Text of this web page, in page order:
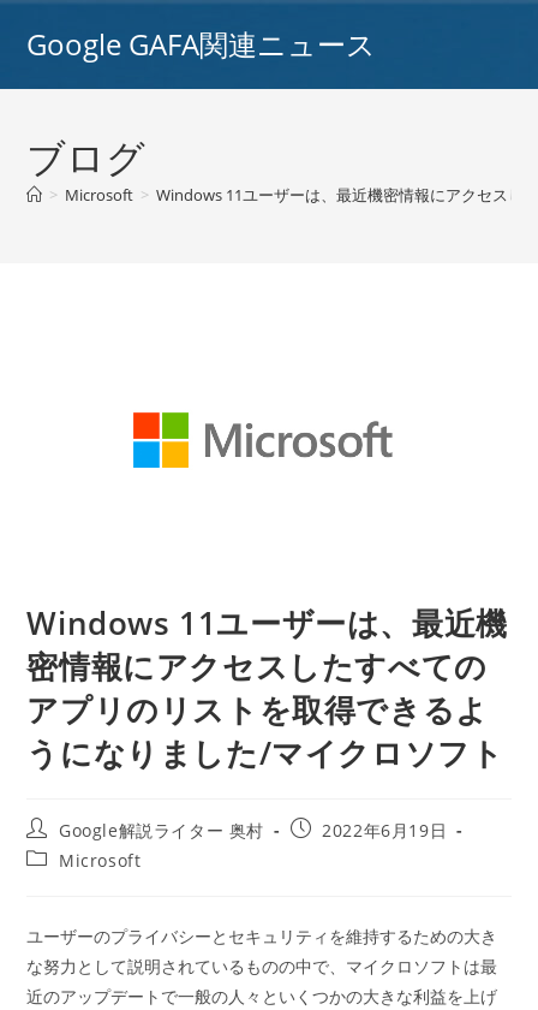
Google GAFA関連ニュース
ブログ
> Microsoft > Windows 11ユーザーは、最近機密情報にアクセスし
Windows 11ユーザーは、最近機
密情報にアクセスしたすべての
アプリのリストを取得できるよ
うになりました/マイクロソフト
投
稿
者:
Google解説ライター 奥村
投
2022年6月19日
投
テ
ゴ
リ
ー:
Microsoft
ユーザーのプライバシーとセキュリティを維持するための大き
な努力として説明されているものの中で、マイクロソフトは最
近のアップデートで一般の人々といくつかの大きな利益を上げ